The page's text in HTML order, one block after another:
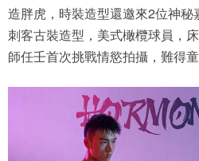
造胖虎，時裝造型還邀來2位神
刺客古裝造型，美式橄欖球員，
師任壬首次挑戰情慾拍攝，難得